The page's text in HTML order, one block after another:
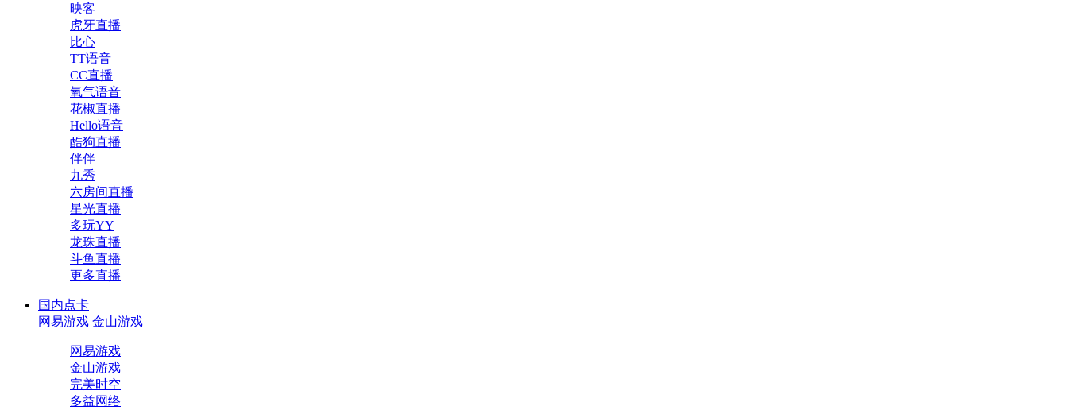
映客
虎牙直播
比心
TT语音
CC直播
氧气语音
花椒直播
Hello语音
酷狗直播
伴伴
九秀
六房间直播
星光直播
多玩YY
龙珠直播
斗鱼直播
更多直播
国内点卡
网易游戏 金山游戏
网易游戏
金山游戏
完美时空
多益网络